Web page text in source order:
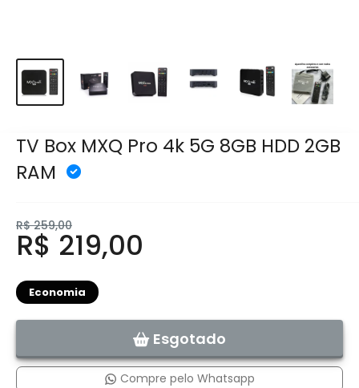
TV Box MXQ Pro 4k 5G 8GB HDD 2GB
RAM
R$ 259,00
R$ 219,00
Economia
Esgotado
Compre pelo Whatsapp